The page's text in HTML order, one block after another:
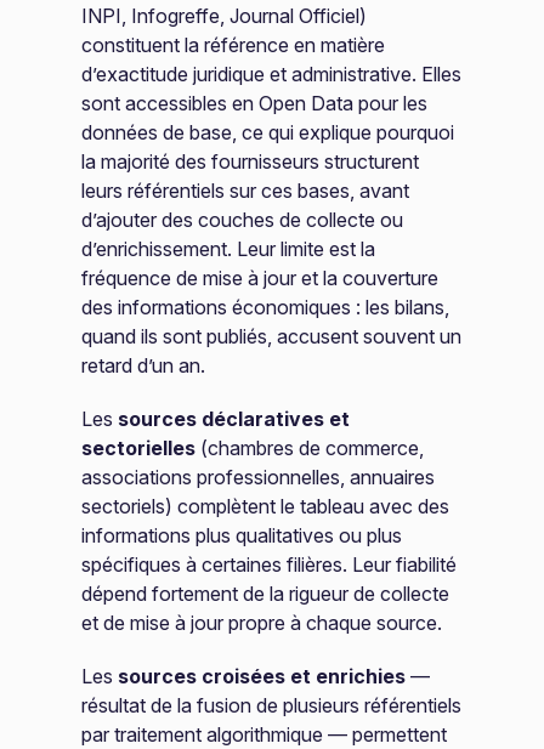
INPI, Infogreffe, Journal Officiel)
constituent la référence en matière
d’exactitude juridique et administrative. Elles
sont accessibles en Open Data pour les
données de base, ce qui explique pourquoi
la majorité des fournisseurs structurent
leurs référentiels sur ces bases, avant
d’ajouter des couches de collecte ou
d’enrichissement. Leur limite est la
fréquence de mise à jour et la couverture
des informations économiques : les bilans,
quand ils sont publiés, accusent souvent un
retard d’un an.
Les sources déclaratives et
sectorielles (chambres de commerce,
associations professionnelles, annuaires
sectoriels) complètent le tableau avec des
informations plus qualitatives ou plus
spécifiques à certaines filières. Leur fiabilité
dépend fortement de la rigueur de collecte
et de mise à jour propre à chaque source.
Les sources croisées et enrichies —
résultat de la fusion de plusieurs référentiels
par traitement algorithmique — permettent